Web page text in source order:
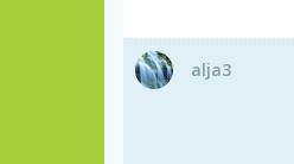
alja3